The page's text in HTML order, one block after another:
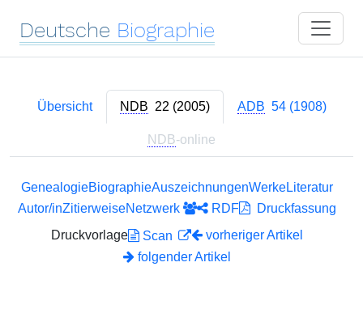
Deutsche Biographie
Übersicht NDB 22 (2005) ADB 54 (1908)
NDB-online
GenealogieBiographieAuszeichnungenWerkeLiteratur
Autor/inZitierweiseNetzwerk RDF
Druckfassung
Druckvorlage
Scan
vorheriger Artikel
folgender Artikel